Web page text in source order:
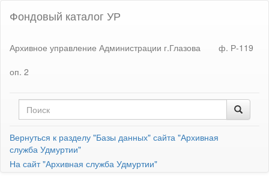
Фондовый каталог УР
Архивное управление Администрации г.Глазова
ф. Р-119
оп. 2
Вернуться к разделу "Базы данных" сайта "Архивная
служба Удмуртии"
На сайт "Архивная служба Удмуртии"